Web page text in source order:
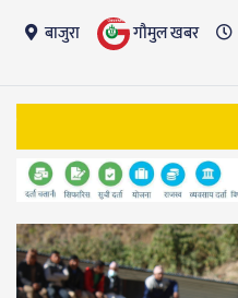
बाजुरा गाैमुल खबर